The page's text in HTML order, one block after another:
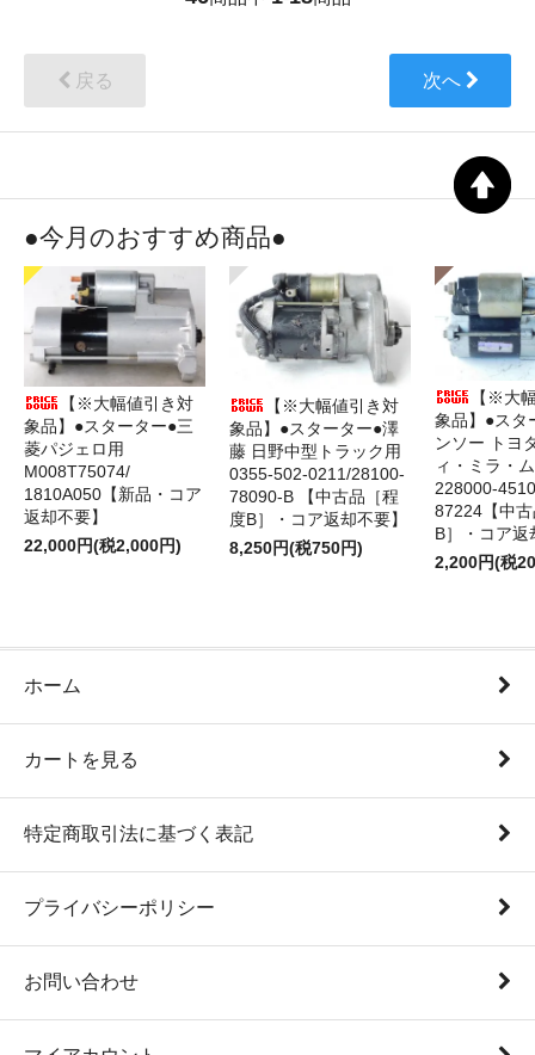
戻る 次へ
●今月のおすすめ商品●
【※大幅値引き対
象品】●スターター●三
菱パジェロ用
M008T75074/
1810A050【新品・コア
返却不要】
22,000円(税2,000円)
【※大幅値引き対
象品】●スターター●澤
藤 日野中型トラック用
0355-502-0211/28100-
78090-B 【中古品［程
度B］・コア返却不要】
8,250円(税750円)
【※大
象品】●スタ
ンソー トヨ
ィ・ミラ・
87224【中
B］・コア返
2,200円(税
ホーム
カートを見る
特定商取引法に基づく表記
プライバシーポリシー
お問い合わせ